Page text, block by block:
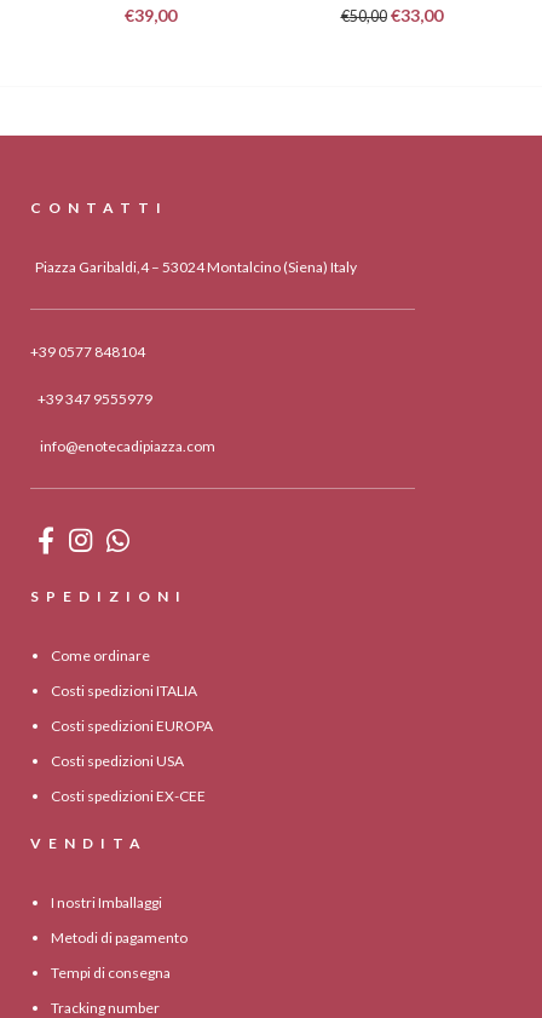
€39,00 €50,00 €33,00
CONTATTI
Piazza Garibaldi,4 – 53024 Montalcino (Siena) Italy
+39 0577 848104
+39 347 9555979
info@enotecadipiazza.com
SPEDIZIONI
Come ordinare
Costi spedizioni ITALIA
Costi spedizioni EUROPA
Costi spedizioni USA
Costi spedizioni EX-CEE
VENDITA
I nostri Imballaggi
Metodi di pagamento
Tempi di consegna
Tracking number